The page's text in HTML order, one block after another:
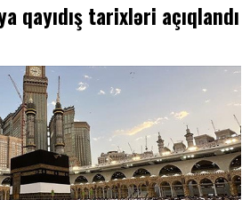
qayıdış tarixləri açıqlandı